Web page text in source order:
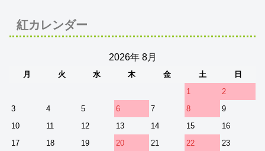
紅カレンダー
2026年 8月
月 火 水 木 金 土
日
1
2
3
4 5 6 7 8
9
10
11 12 13 14 15
16
17
18 19 20 21 22
23